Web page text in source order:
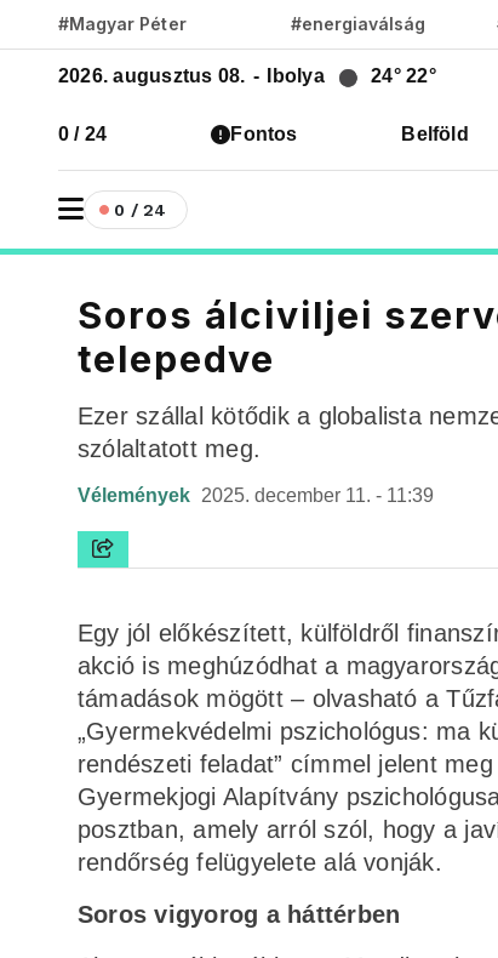
#Magyar Péter #energiaválság
2026. augusztus 08. - Ibolya 24° 22°
0 / 24 Fontos Belföld
0 / 24
Soros álciviljei
telepedve
Ezer szállal kötődik a globalista
szólaltatott meg.
Vélemények 2025. december 11. - 11:39
Egy jól előkészített, külföldről
akció is meghúzódhat a
támadások mögött – olvasható a
„Gyermekvédelmi pszichológus: ma
rendészeti feladat” címmel jelent
Gyermekjogi Alapítvány
posztban, amely arról szól, hogy a
rendőrség felügyelete alá vonják.
Soros vigyorog a háttérben